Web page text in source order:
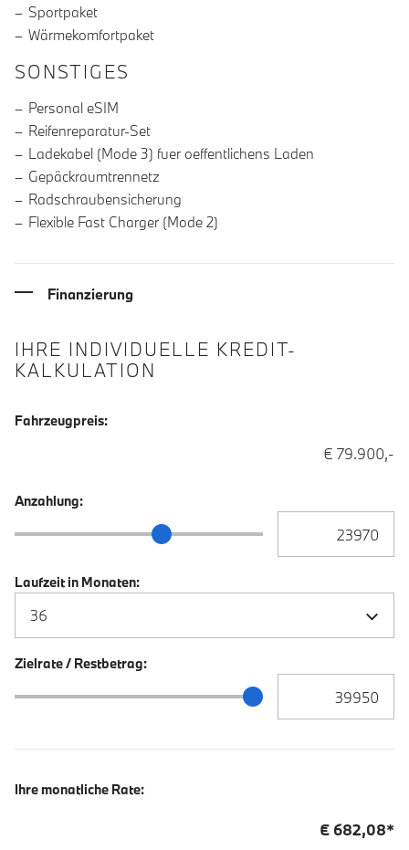
Sportpaket
Wärmekomfortpaket
SONSTIGES
Personal eSIM
Reifenreparatur-Set
Ladekabel (Mode 3) fuer oeffentlichens Laden
Gepäckraumtrennetz
Radschraubensicherung
Flexible Fast Charger (Mode 2)
Finanzierung
IHRE INDIVIDUELLE KREDIT-
KALKULATION
Fahrzeugpreis:
€ 79.900,-
Anzahlung:
Anzahlung Schieberegler
Laufzeit in Monaten:
Zielrate / Restbetrag:
Zielrate / Restbetrag Schieberegler
Ihre monatliche Rate:
€ 682,08*